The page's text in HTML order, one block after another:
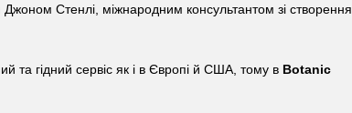
Стенлі, міжнародним консультантом зі створення
та гідний сервіс як і в Європі й США, тому в Botanic